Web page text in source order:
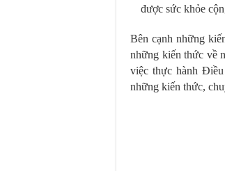
được sức khỏe
Bên cạnh những
những kiến thức về
việc thực hành
những kiến thức,